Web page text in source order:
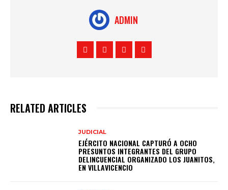
ADMIN
RELATED ARTICLES
JUDICIAL
EJÉRCITO NACIONAL CAPTURÓ A OCHO
PRESUNTOS INTEGRANTES DEL GRUPO
DELINCUENCIAL ORGANIZADO LOS JUANITOS,
EN VILLAVICENCIO